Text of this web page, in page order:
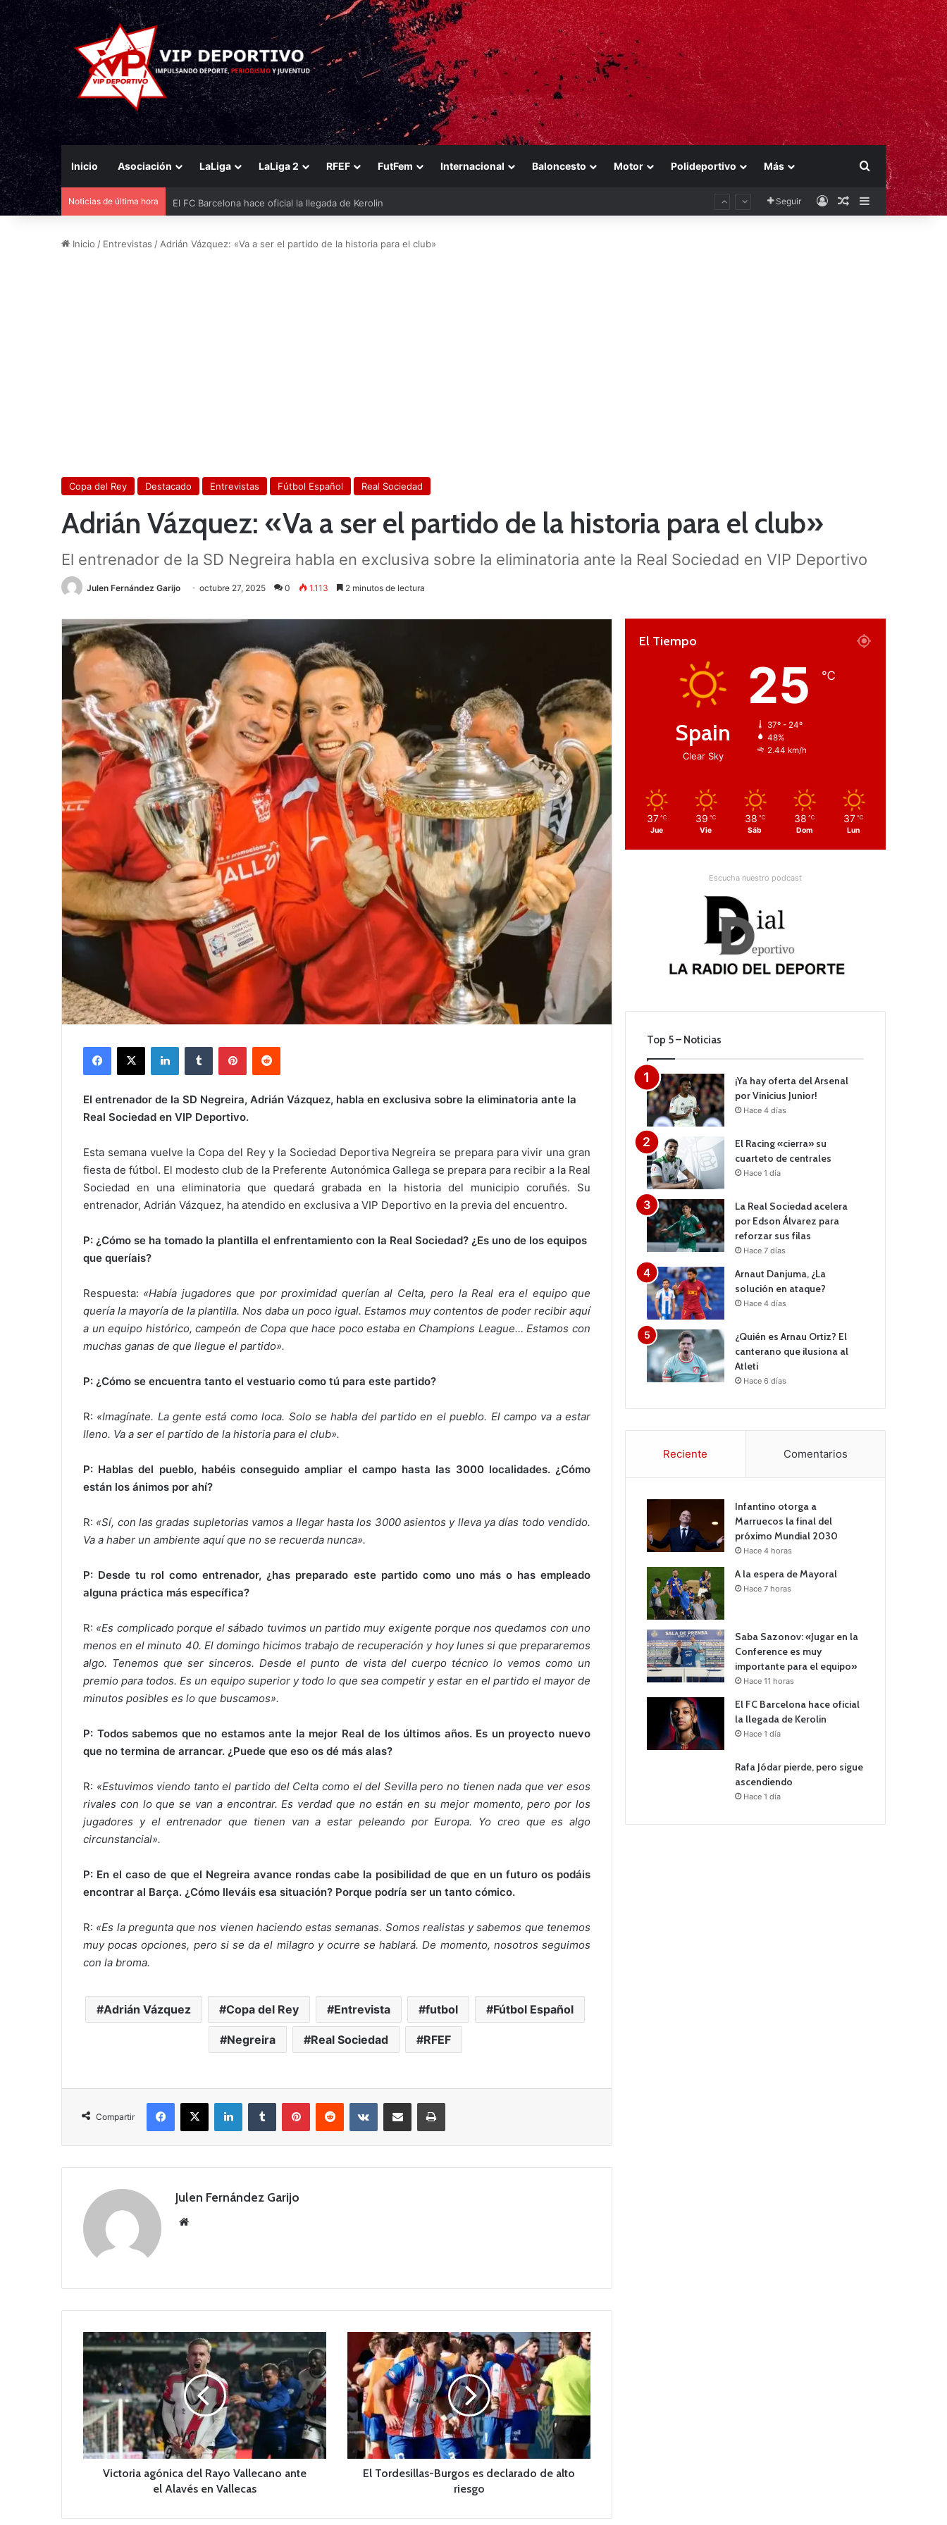
Inicio Asociación LaLiga LaLiga 2 RFEF FutFem Internacional Baloncesto Motor Polideportivo Más Buscar por
Noticias de última hora El FC Barcelona hace oficial la llegada de Kerolin Seguir AccesoPublicación al
Barra lateral
Inicio / Entrevistas / Adrián Vázquez: «Va a ser el partido de la historia para el club»
Copa del Rey Destacado Entrevistas Fútbol Español Real Sociedad
Adrián Vázquez: «Va a ser el partido de la historia para el club»
El entrenador de la SD Negreira habla en exclusiva sobre la eliminatoria ante la Real Sociedad en VIP Deportivo
Julen Fernández Garijo octubre 27, 2025 0 1.113 2 minutos de lectura
El entrenador de la SD Negreira, Adrián Vázquez, habla en exclusiva sobre la eliminatoria ante la
Real Sociedad en VIP Deportivo.
Esta semana vuelve la Copa del Rey y la Sociedad Deportiva Negreira se prepara para vivir una gran
fiesta de fútbol. El modesto club de la Preferente Autonómica Gallega se prepara para recibir a la Real
Sociedad en una eliminatoria que quedará grabada en la historia del municipio coruñés. Su
entrenador, Adrián Vázquez, ha atendido en exclusiva a VIP Deportivo en la previa del encuentro.
P: ¿Cómo se ha tomado la plantilla el enfrentamiento con la Real Sociedad? ¿Es uno de los equipos
que queríais?
Respuesta: «Había jugadores que por proximidad querían al Celta, pero la Real era el equipo que
quería la mayoría de la plantilla. Nos daba un poco igual. Estamos muy contentos de poder recibir aquí
a un equipo histórico, campeón de Copa que hace poco estaba en Champions League… Estamos con
muchas ganas de que llegue el partido».
P: ¿Cómo se encuentra tanto el vestuario como tú para este partido?
R: «Imagínate. La gente está como loca. Solo se habla del partido en el pueblo. El campo va a estar
lleno. Va a ser el partido de la historia para el club».
P: Hablas del pueblo, habéis conseguido ampliar el campo hasta las 3000 localidades. ¿Cómo
están los ánimos por ahí?
R: «Sí, con las gradas supletorias vamos a llegar hasta los 3000 asientos y lleva ya días todo vendido.
Va a haber un ambiente aquí que no se recuerda nunca».
P: Desde tu rol como entrenador, ¿has preparado este partido como uno más o has empleado
alguna práctica más específica?
R: «Es complicado porque el sábado tuvimos un partido muy exigente porque nos quedamos con uno
menos en el minuto 40. El domingo hicimos trabajo de recuperación y hoy lunes si que prepararemos
algo. Tenemos que ser sinceros. Desde el punto de vista del cuerpo técnico lo vemos como un
premio para todos. Es un equipo superior y todo lo que sea competir y estar en el partido el mayor de
minutos posibles es lo que buscamos».
P: Todos sabemos que no estamos ante la mejor Real de los últimos años. Es un proyecto nuevo
que no termina de arrancar. ¿Puede que eso os dé más alas?
R: «Estuvimos viendo tanto el partido del Celta como el del Sevilla pero no tienen nada que ver esos
rivales con lo que se van a encontrar. Es verdad que no están en su mejor momento, pero por los
jugadores y el entrenador que tienen van a estar peleando por Europa. Yo creo que es algo
circunstancial».
P: En el caso de que el Negreira avance rondas cabe la posibilidad de que en un futuro os podáis
encontrar al Barça. ¿Cómo lleváis esa situación? Porque podría ser un tanto cómico.
R: «Es la pregunta que nos vienen haciendo estas semanas. Somos realistas y sabemos que tenemos
muy pocas opciones, pero si se da el milagro y ocurre se hablará. De momento, nosotros seguimos
con la broma.
Adrián Vázquez Copa del Rey Entrevista futbol Fútbol Español
Negreira Real Sociedad RFEF
Compartir
Julen Fernández Garijo
V
i
c
t
o
r
i
a
a
i
Victoria agónica del Rayo Vallecano ante
el Alavés en Vallecas
T
o
r
d
i
s
El Tordesillas-Burgos es declarado de alto
riesgo
El Tiempo
Spain
Clear Sky
25 ℃
37º - 24º
48%
2.44 km/h
37 ℃
Jue
39 ℃
Vie
38 ℃
Sáb
38 ℃
Dom
37 ℃
Lun
Escucha nuestro podcast
Top 5 – Noticias
¡Ya hay oferta del Arsenal
por Vinicius Junior!
Hace 4 días
El Racing «cierra» su
cuarteto de centrales
Hace 1 día
La Real Sociedad acelera
por Edson Álvarez para
reforzar sus filas
Hace 7 días
Arnaut Danjuma, ¿La
solución en ataque?
Hace 4 días
¿Quién es Arnau Ortiz? El
canterano que ilusiona al
Atleti
Hace 6 días
Reciente Comentarios
Infantino otorga a
Marruecos la final del
próximo Mundial 2030
Hace 4 horas
A la espera de Mayoral
Hace 7 horas
Saba Sazonov: «Jugar en la
Conference es muy
importante para el equipo»
Hace 11 horas
El FC Barcelona hace oficial
la llegada de Kerolin
Hace 1 día
Rafa Jódar pierde, pero sigue
ascendiendo
Hace 1 día